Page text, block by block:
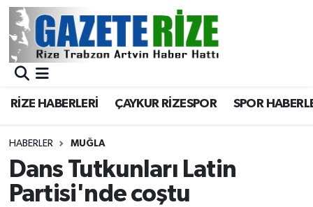
RİZE HABERLERİ ÇAYKUR RİZESPOR SPOR
HABERLER MUĞLA
Dans Tutkunları Latin
Partisi'nde coştu
BÖLGEMİZ
Asayiş
Rize Jandarma Komutanlığı
Bilim Teknoloji
Merkez Nöbetçi Eczaneler
Merkez Trafik Yoğunluk Haritası
Süper Lig Puan Durumu ve Fikstür
Tüm Manşetler